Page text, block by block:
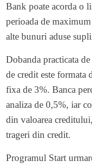
Bank poate acorda o
perioada de
alte bunuri aduse
Dobanda practicata
de credit este
fixa de 3%. Banca
analiza de 0,5%, iar
din valoarea
trageri din credit.
Programul Start